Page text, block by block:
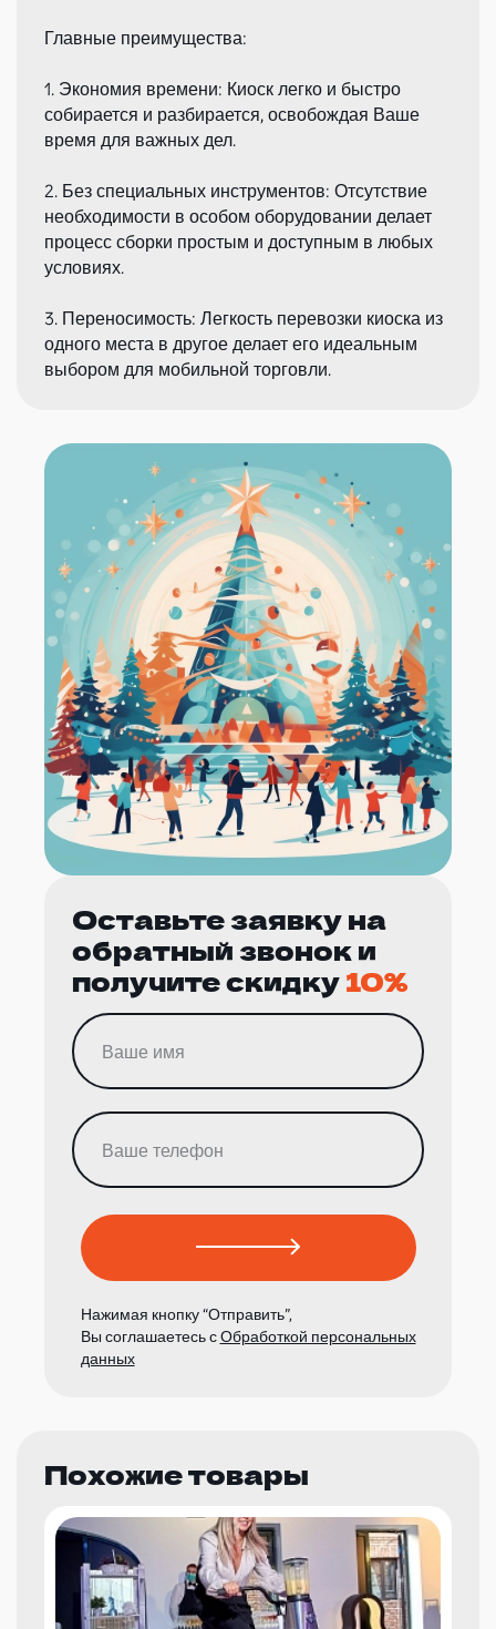
Главные преимущества:
1. Экономия времени: Киоск легко и быстро
собирается и разбирается, освобождая Ваше
время для важных дел.
2. Без специальных инструментов: Отсутствие
необходимости в особом оборудовании делает
процесс сборки простым и доступным в любых
условиях.
3. Переносимость: Легкость перевозки киоска из
одного места в другое делает его идеальным
выбором для мобильной торговли.
Оставьте заявку на
обратный звонок и
получите скидку10%
Нажимая кнопку “Отправить”,
Вы соглашаетесь сОбработкой персональных
данных
Похожие товары